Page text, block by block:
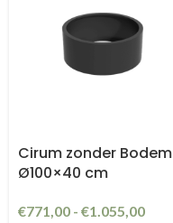
Cirum zonder Bodem
Ø100×40 cm
€771,00 - €1.055,00